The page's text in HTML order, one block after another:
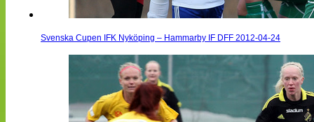
Svenska Cupen IFK Nyköping – Hammarby IF DFF 2012-04-24